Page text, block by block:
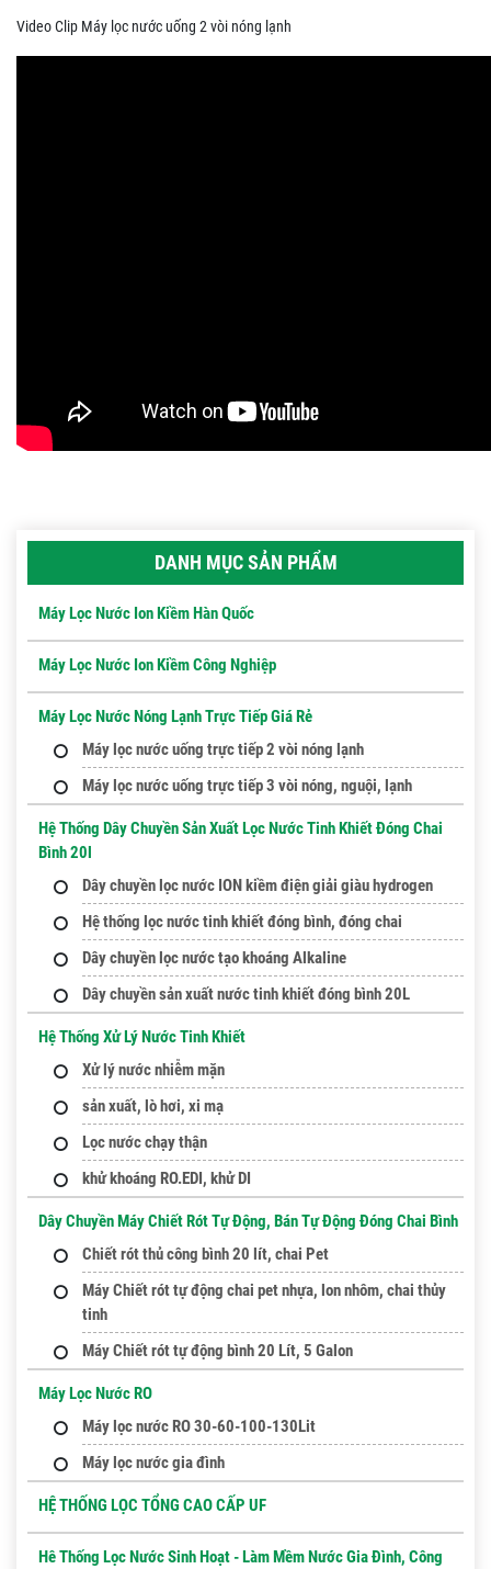
Video Clip Máy lọc nước uống 2 vòi nóng lạnh
DANH MỤC SẢN PHẨM
Máy Lọc Nước Ion Kiềm Hàn Quốc
Máy Lọc Nước Ion Kiềm Công Nghiệp
Máy Lọc Nước Nóng Lạnh Trực Tiếp Giá Rẻ
Máy lọc nước uống trực tiếp 2 vòi nóng lạnh
Máy lọc nước uống trực tiếp 3 vòi nóng, nguội, lạnh
Hệ Thống Dây Chuyền Sản Xuất Lọc Nước Tinh Khiết Đóng Chai
Bình 20l
Dây chuyền lọc nước ION kiềm điện giải giàu hydrogen
Hệ thống lọc nước tinh khiết đóng bình, đóng chai
Dây chuyền lọc nước tạo khoáng Alkaline
Dây chuyền sản xuất nước tinh khiết đóng bình 20L
Hệ Thống Xử Lý Nước Tinh Khiết
Xử lý nước nhiễm mặn
sản xuất, lò hơi, xi mạ
Lọc nước chạy thận
khử khoáng RO.EDI, khử DI
Dây Chuyền Máy Chiết Rót Tự Động, Bán Tự Động Đóng Chai Bình
Chiết rót thủ công bình 20 lít, chai Pet
Máy Chiết rót tự động chai pet nhựa, lon nhôm, chai thủy
tinh
Máy Chiết rót tự động bình 20 Lít, 5 Galon
Máy Lọc Nước RO
Máy lọc nước RO 30-60-100-130Lit
Máy lọc nước gia đình
HỆ THỐNG LỌC TỔNG CAO CẤP UF
Hê Thống Lọc Nước Sinh Hoạt - Làm Mềm Nước Gia Đình, Công